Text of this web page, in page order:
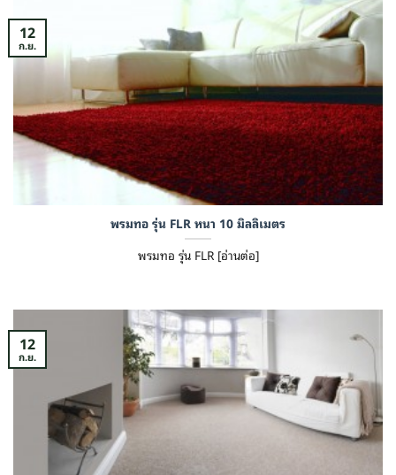
พรมทอ รุ่น FLR หนา 10 มิลลิเมตร
พรมทอ รุ่น FLR [อ่านต่อ]
12
ก.ย.
12
ก.ย.